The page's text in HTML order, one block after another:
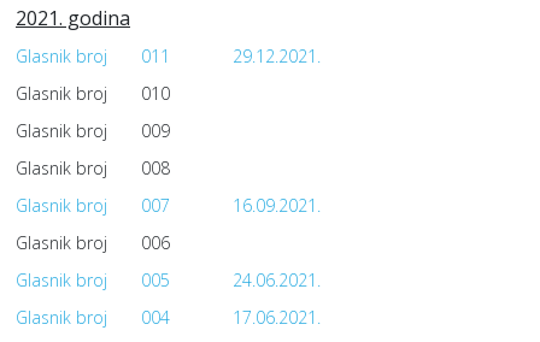
2021. godina
Glasnik broj 011
29.12.2021.
Glasnik broj
010
Glasnik broj
009
Glasnik broj
008
Glasnik broj
007
16.09.2021.
Glasnik broj
006
Glasnik broj
005
24.06.2021.
Glasnik broj
004
17.06.2021.